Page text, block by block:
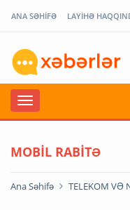
ANA SƏHİFƏ LAYİHƏ
MOBİL RABİTƏ
Ana Səhifə TELEKOM VƏ